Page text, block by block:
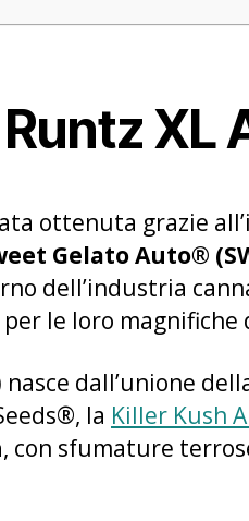
XL
ottenuta grazie
Gelato Auto®
dell’industria
le loro
dall’unione
la Killer Kush
, con sfumature